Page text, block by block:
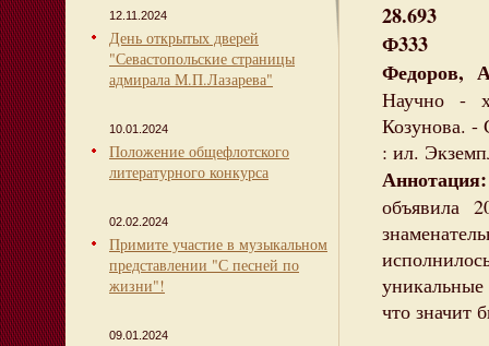
12.11.2024
День открытых дверей
"Севастопольские страницы
адмирала М.П.Лазарева"
10.01.2024
Положение общефлотского
литературного конкурса
02.02.2024
Примите участие в музыкальном
представлении "С песней по
жизни"!
09.01.2024
28.693
Ф333
Федоров,
Научно -
Козунова. -
: ил.
Аннотация:
объявила
что значит